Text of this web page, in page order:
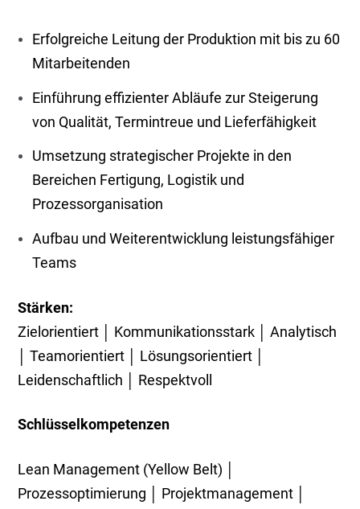
Erfolgreiche Leitung der Produktion mit bis zu 60
Mitarbeitenden
Einführung effizienter Abläufe zur Steigerung
von Qualität, Termintreue und Lieferfähigkeit
Umsetzung strategischer Projekte in den
Bereichen Fertigung, Logistik und
Prozessorganisation
Aufbau und Weiterentwicklung leistungsfähiger
Teams
Stärken:
Zielorientiert │ Kommunikationsstark │ Analytisch
│ Teamorientiert │ Lösungsorientiert │
Leidenschaftlich │ Respektvoll
Schlüsselkompetenzen
Lean Management (Yellow Belt) │
Prozessoptimierung │ Projektmanagement │